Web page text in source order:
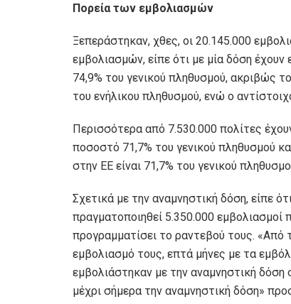
Πορεία των εμβολιασμών
Ξεπεράστηκαν, χθες, οι 20.145.000
εμβολιασμών, είπε ότι με μία δόση
74,9% του γενικού πληθυσμού, ακριβώς
του ενήλικου πληθυσμού, ενώ ο
Περισσότερα από 7.530.000 πολίτες
ποσοστό 71,7% του γενικού πληθυσμού
στην ΕΕ είναι 71,7% του γενικού
Σχετικά με την αναμνηστική δόση, είπε
πραγματοποιηθεί 5.350.000
προγραμματίσει το ραντεβού τους.
εμβολιασμό τους, επτά μήνες με τα
εμβολιάστηκαν με την αναμνηστική δόση
μέχρι σήμερα την αναμνηστική δόση»